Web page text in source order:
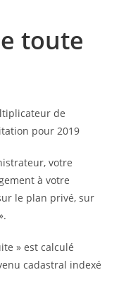
toute
votre
à votre
le plan privé, sur
» est calculé
cadastral indexé